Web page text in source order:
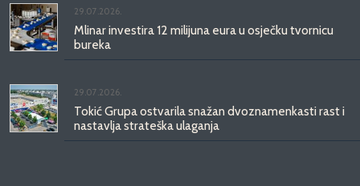
29.07.2026.
Mlinar investira 12 milijuna eura u osječku tvornicu
bureka
29.07.2026.
Tokić Grupa ostvarila snažan dvoznamenkasti rast i
nastavlja strateška ulaganja